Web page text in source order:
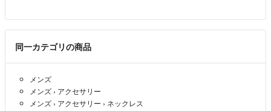
接続部の緩み、ありません。
使用は普通に出来ます。
出品者 K- 1年以上前
コメント失礼致します。
接続部に緩みなどはありませんか？
同一カテゴリの商品
メンズ
メンズ › アクセサリー
メンズ › アクセサリー › ネックレス